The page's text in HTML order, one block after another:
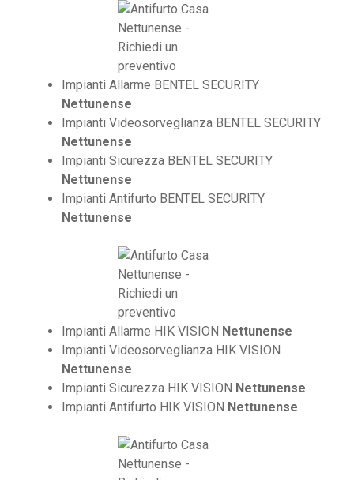
Impianti Allarme BENTEL SECURITY
Nettunense
Impianti Videosorveglianza BENTEL SECURITY
Nettunense
Impianti Sicurezza BENTEL SECURITY
Nettunense
Impianti Antifurto BENTEL SECURITY
Nettunense
Impianti Allarme HIK VISION Nettunense
Impianti Videosorveglianza HIK VISION
Nettunense
Impianti Sicurezza HIK VISION Nettunense
Impianti Antifurto HIK VISION Nettunense